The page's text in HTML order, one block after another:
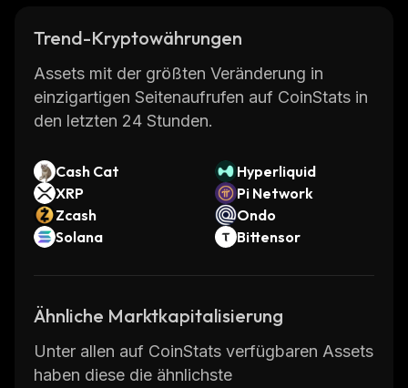
Trend-Kryptowährungen
Assets mit der größten Veränderung in
einzigartigen Seitenaufrufen auf CoinStats in
den letzten 24 Stunden.
Cash Cat
Hyperliquid
XRP
Pi Network
Zcash
Ondo
Solana
Bittensor
Ähnliche Marktkapitalisierung
Unter allen auf CoinStats verfügbaren Assets
haben diese die ähnlichste